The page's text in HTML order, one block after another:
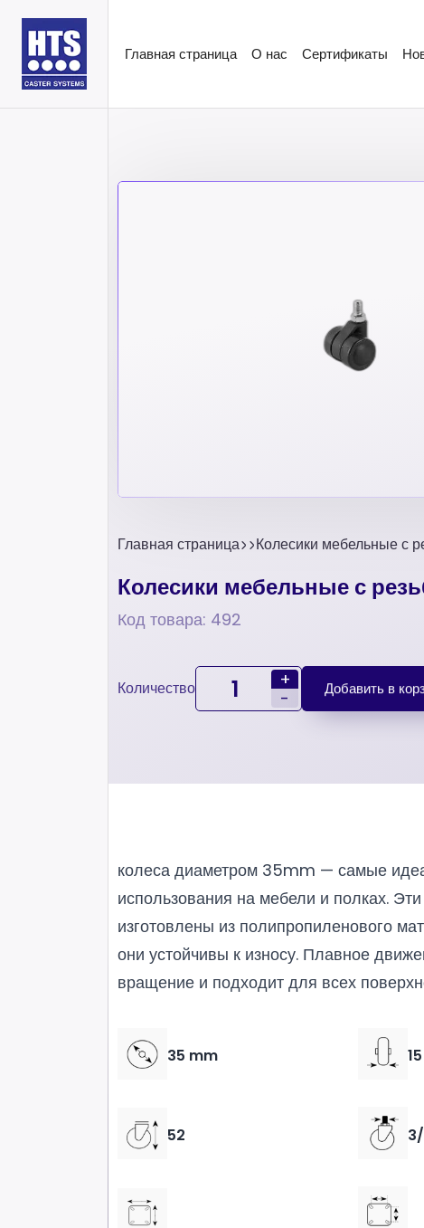
Главная страница О нас Сертификаты
Главная страница Колесики мебельные с
Колесики мебельные с
Код товара: 492
Количество
+
-
Добавить в
колеса диаметром 35mm — самые
использования на мебели и полках.
изготовлены из полипропиленового
они устойчивы к износу. Плавное
вращение и подходит для всех
35 mm
52